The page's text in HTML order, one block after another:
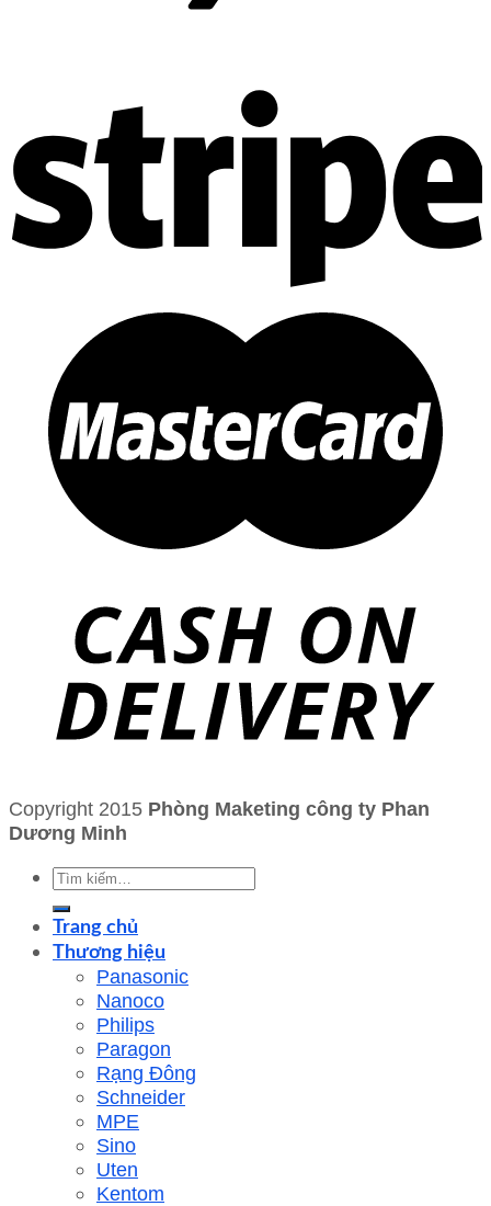
Copyright 2015 Phòng Maketing công ty Phan
Dương Minh
Tìm
Trang chủ
Thương hiệu
Panasonic
Nanoco
Philips
Paragon
Rạng Đông
Schneider
MPE
Sino
Uten
Kentom